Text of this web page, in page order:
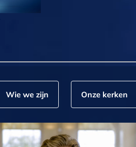
Wie we zijn Onze kerken